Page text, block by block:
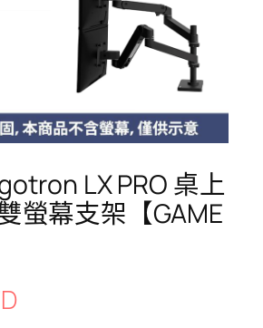
LX PRO 桌上
螢幕支架【GAME